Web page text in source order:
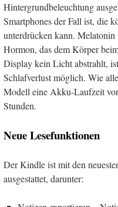
Hintergrundbeleuchtung
Smartphones der Fall ist, die
unterdrücken kann.
Hormon, das dem Körper
Display kein Licht abstrahlt,
Schlafverlust möglich. Wie
Modell eine Akku-Laufzeit
Stunden.
Neue Lesefunktionen
Der Kindle ist mit den
ausgestattet, darunter: